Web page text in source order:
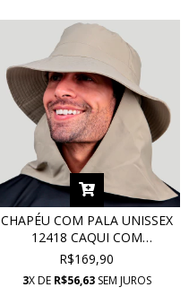
CHAPÉU COM PALA UNISSEX
12418 CAQUI COM
PROTEÇÃO UV
R$169,90
3X DE R$56,63SEM JUROS